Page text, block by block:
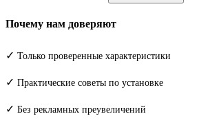
Почему нам доверяют
✓ Только проверенные характеристики
✓ Практические советы по установке
✓ Без рекламных преувеличений